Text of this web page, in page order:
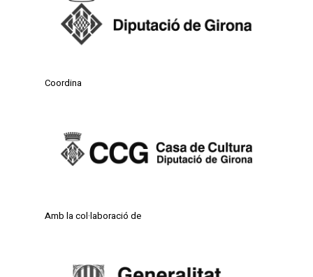
Coordina
Amb la col·laboració de